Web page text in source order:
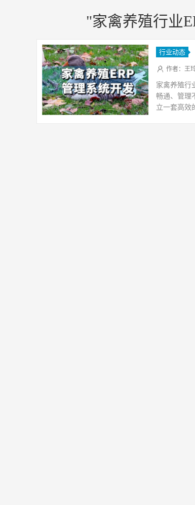
"家禽养殖行业
行业动态
作者：王
家禽养殖行
畅通、管理
立一套高效